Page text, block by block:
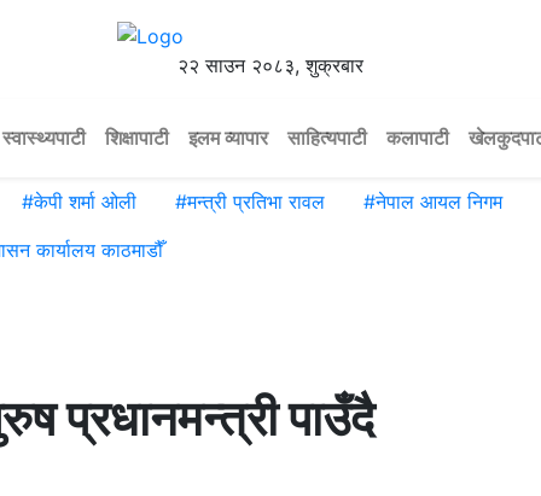
२२ साउन २०८३, शुक्रबार
स्वास्थ्यपाटी शिक्षापाटी इलम व्यापार साहित्यपाटी कलापाटी
#केपी शर्मा ओली #मन्त्री प्रतिभा रावल #नेपाल आयल निगम
कार्यालय काठमाडौँ
प्रधानमन्त्री पाउँदै